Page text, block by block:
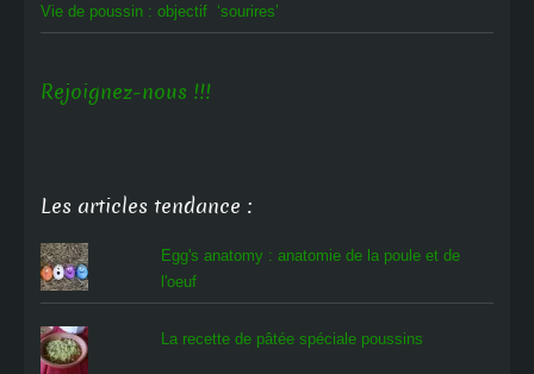
Vie de poussin : objectif ‘sourires’
Rejoignez-nous !!!
Les articles tendance :
Egg's anatomy : anatomie de la poule et de
l'oeuf
La recette de pâtée spéciale poussins